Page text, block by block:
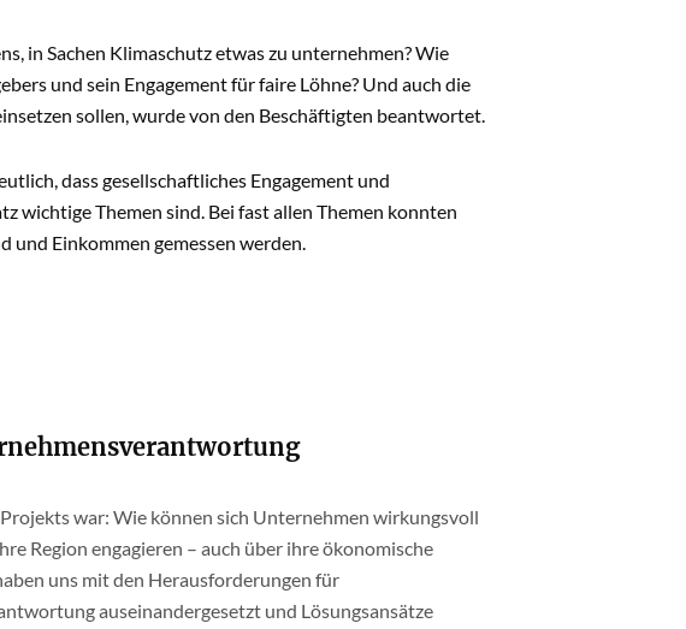
in Sachen Klimaschutz etwas zu unternehmen? Wie
und sein Engagement für faire Löhne? Und auch die
sollen, wurde von den Beschäftigten beantwortet.
dass gesellschaftliches Engagement und
wichtige Themen sind. Bei fast allen Themen konnten
und Einkommen gemessen werden.
war: Wie können sich Unternehmen wirkungsvoll
Region engagieren – auch über ihre ökonomische
uns mit den Herausforderungen für
auseinandergesetzt und Lösungsansätze